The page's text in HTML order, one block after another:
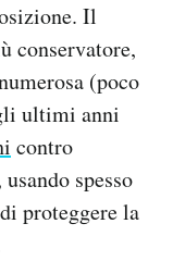
Il
conservatore,
(poco
ultimi anni
contro
spesso
proteggere la